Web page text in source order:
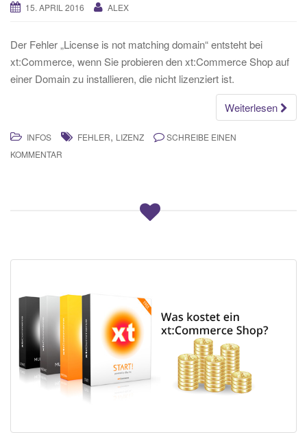
15. APRIL 2016 ALEX
Der Fehler „License is not matching domain“ entsteht bei
xt:Commerce, wenn Sie probieren den xt:Commerce Shop auf
einer Domain zu installieren, die nicht lizenziert ist.
Weiterlesen
INFOS FEHLER, LIZENZ
SCHREIBE EINEN
KOMMENTAR